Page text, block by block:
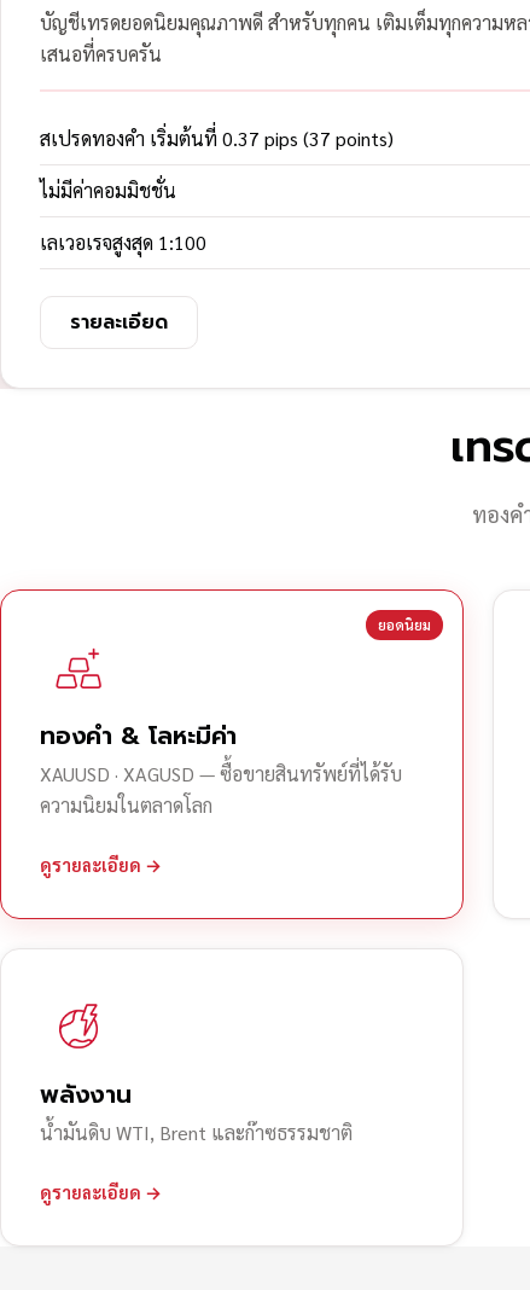
บัญชีเทรดยอดนิยมคุณภาพดี สำหรับทุกคน เติมเต็มทุกความห
เสนอที่ครบครัน
สเปรดทองคำ เริ่มต้นที่ 0.37 pips (37 points)
ไม่มีค่าคอมมิชชั่น
เลเวอเรจสูงสุด 1:100
รายละเอียด
เท
ทองค
ยอดนิยม
ทองคำ & โลหะมีค่า
XAUUSD · XAGUSD — ซื้อขายสินทรัพย์ที่ได้รับ
ความนิยมในตลาดโลก
ดูรายละเอียด →
พลังงาน
น้ำมันดิบ WTI, Brent และก๊าซธรรมชาติ
ดูรายละเอียด →